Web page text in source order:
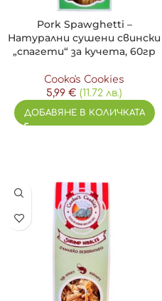
Pork Spawghetti –
Натурални сушени свински
„спагети“ за кучета, 60гр
Cooka's Cookies
5,99 € (11.72 лв.)
ДОБАВЯНЕ В КОЛИЧКАТА